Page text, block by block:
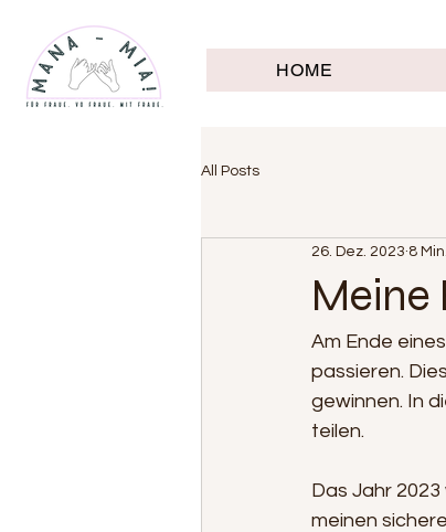
HOME
All Posts
Meine
26. Dez. 2023 8
Am Ende
passieren.
gewinnen. In
teilen.
Das Jahr
meinen